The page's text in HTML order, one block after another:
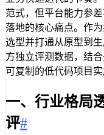
范式，但平台能力参
落地的核心痛点。作
选型并打通从原型到
方独立评测数据，结
可复制的低代码项目实
一、行业格局
评#